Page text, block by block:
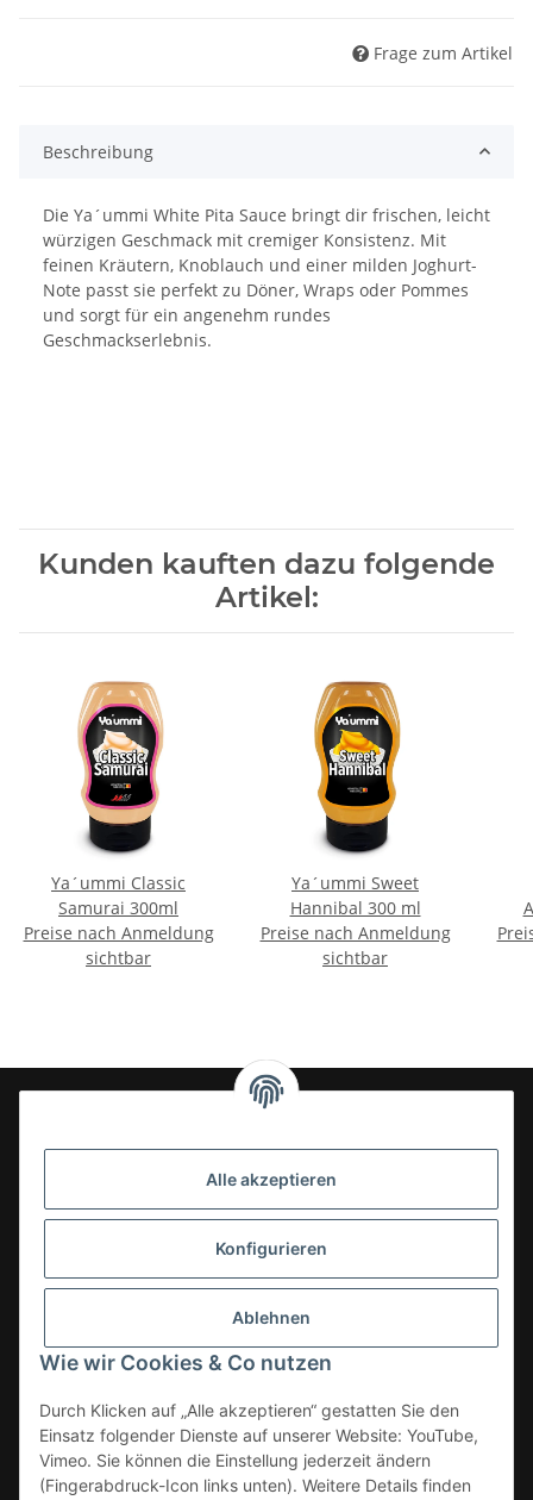
Alle akzeptieren
Konfigurieren
Ablehnen
Wie wir Cookies & Co nutzen
Durch Klicken auf „Alle akzeptieren“ gestatten Sie den
Einsatz folgender Dienste auf unserer Website: YouTube,
Vimeo. Sie können die Einstellung jederzeit ändern
(Fingerabdruck-Icon links unten). Weitere Details finden
Frage zum Artikel
Beschreibung
Die Ya´ummi White Pita Sauce bringt dir frischen, leicht
würzigen Geschmack mit cremiger Konsistenz. Mit
feinen Kräutern, Knoblauch und einer milden Joghurt-
Note passt sie perfekt zu Döner, Wraps oder Pommes
und sorgt für ein angenehm rundes
Geschmackserlebnis.
Kunden kauften dazu folgende
Artikel:
Ya´ummi Classic
Samurai 300ml
Preise nach Anmeldung
sichtbar
Ya´ummi Sweet
Hannibal 300 ml
Preise nach Anmeldung
sichtbar
24-7en Kioskbedarf GmbH
- Sezer Kahveci & Cengiz Inci
33142 Büren, Deutschland
Kategorien
Informationen